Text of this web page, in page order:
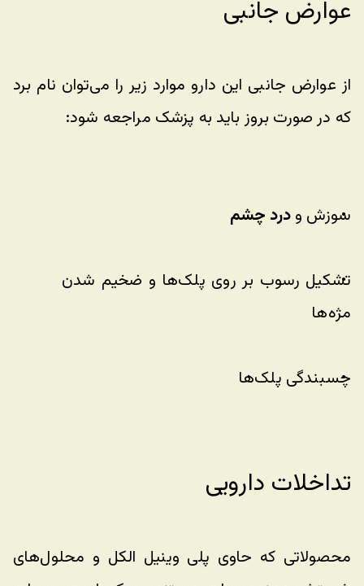
عوارض جانبی
که در صورت بروز باید به پزشک مراجعه شود:
سوزش و درد چشم
مژه‌ها
چسبندگی پلک‌ها
تداخلات دارویی